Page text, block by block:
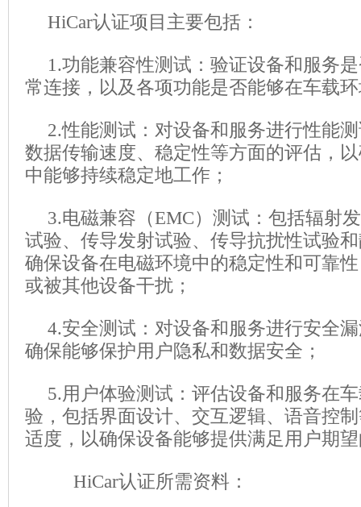
HiCar认证项目主要包括：
1.功能兼容性测试：验证设备和服务
常连接，以及各项功能是否能够在车载
2.性能测试：对设备和服务进行性能
数据传输速度、稳定性等方面的评估，
中能够持续稳定地工作；
3.电磁兼容（EMC）测试：包括辐射
试验、传导发射试验、传导抗扰性试验
确保设备在电磁环境中的稳定性和可靠
或被其他设备干扰；
4.安全测试：对设备和服务进行安全
确保能够保护用户隐私和数据安全；
5.用户体验测试：评估设备和服务在
验，包括界面设计、交互逻辑、语音控
适度，以确保设备能够提供满足用户期
HiCar认证所需资料：